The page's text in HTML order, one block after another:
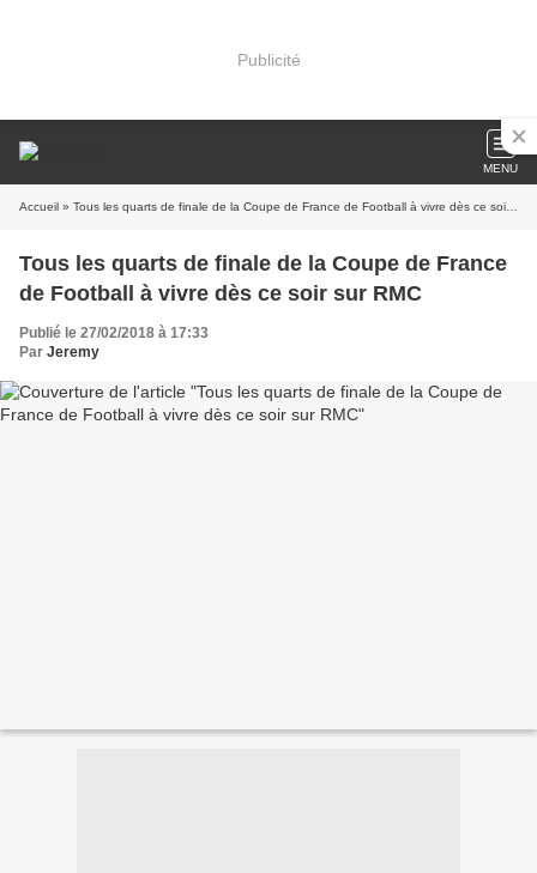
Publicité
MENU
Accueil » Tous les quarts de finale de la Coupe de France de Football à vivre dès ce soir sur RMC
Tous les quarts de finale de la Coupe de France
de Football à vivre dès ce soir sur RMC
Publié le 27/02/2018 à 17:33
Par Jeremy